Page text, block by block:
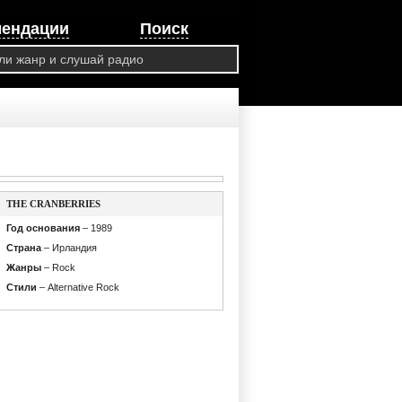
Поиск
THE CRANBERRIES
Год основания– 1989
Страна– Ирландия
Жанры– Rock
Стили – Alternative Rock